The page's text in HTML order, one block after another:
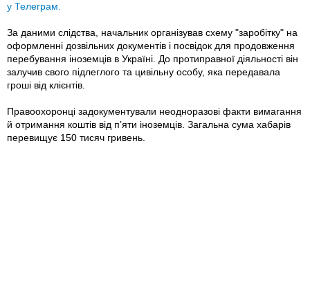
у Телеграм.
За даними слідства, начальник організував схему "заробітку" на
оформленні дозвільних документів і посвідок для продовження
перебування іноземців в Україні. До протиправної діяльності він
залучив свого підлеглого та цивільну особу, яка передавала
гроші від клієнтів.
Правоохоронці задокументували неодноразові факти вимагання
й отримання коштів від п’яти іноземців. Загальна сума хабарів
перевищує 150 тисяч гривень.